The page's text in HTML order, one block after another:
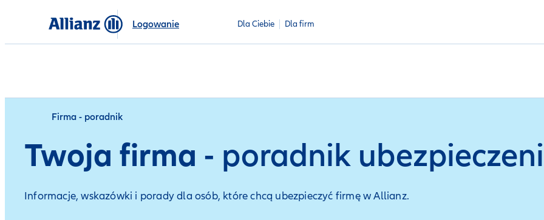
Logowanie Dla Ciebie Dla firm
Firma - poradnik
Twoja firma - poradnik
Informacje, wskazówki i porady dla osób, które chcą ubezpieczyć firmę w Allianz.